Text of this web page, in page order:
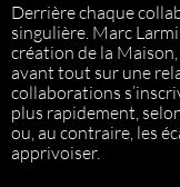
Derrière chaque
singulière. Marc
création de la
avant tout sur une
collaborations
plus rapidement,
ou, au contraire, les
apprivoiser.